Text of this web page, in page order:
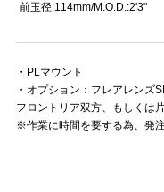
前玉径:114mm/M.O.D.:2'3"
・PLマウント
・オプション：フレアレン
フロントリア双方、もしくは
※作業に時間を要する為、発